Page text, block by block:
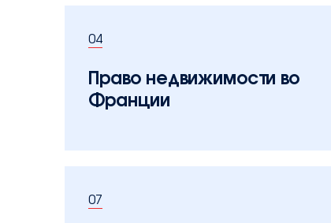
04
Право недвижимости во
Франции
07